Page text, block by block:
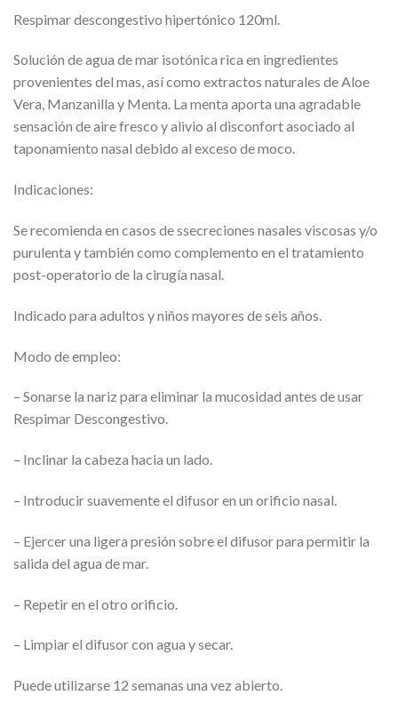
Respimar descongestivo hipertónico 120ml.
Solución de agua de mar isotónica rica en ingredientes
provenientes del mas, así como extractos naturales de Aloe
Vera, Manzanilla y Menta. La menta aporta una agradable
sensación de aire fresco y alivio al disconfort asociado al
taponamiento nasal debido al exceso de moco.
Indicaciones:
Se recomienda en casos de ssecreciones nasales viscosas y/o
purulenta y también como complemento en el tratamiento
post-operatorio de la cirugía nasal.
Indicado para adultos y niños mayores de seis años.
Modo de empleo:
– Sonarse la nariz para eliminar la mucosidad antes de usar
Respimar Descongestivo.
– Inclinar la cabeza hacia un lado.
– Introducir suavemente el difusor en un orificio nasal.
– Ejercer una ligera presión sobre el difusor para permitir la
salida del agua de mar.
– Repetir en el otro orificio.
– Limpiar el difusor con agua y secar.
Puede utilizarse 12 semanas una vez abierto.